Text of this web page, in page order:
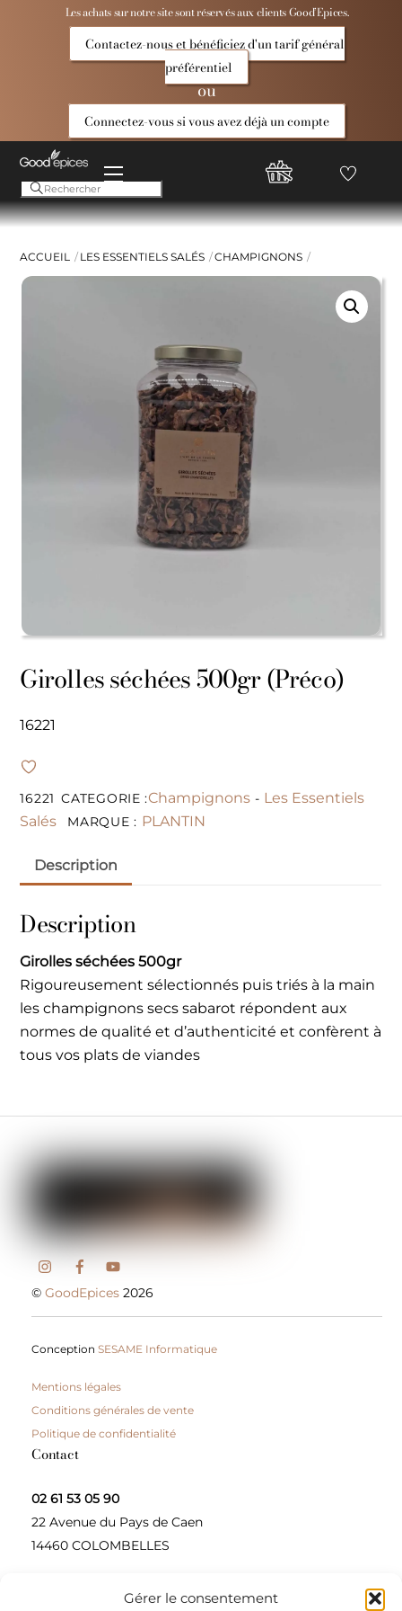
Gérer le consentement
Les achats sur notre site sont réservés aux clients Good’Epices.
Contactez-nous et bénéficiez d'un tarif général
préférentiel
ou
Connectez-vous si vous avez déjà un compte
Menu
Compte
Good
Favoris
ACCUEIL LES ESSENTIELS SALÉS CHAMPIGNONS
Girolles séchées 500gr (Préco)
16221
16221 CATEGORIE :Champignons - Les Essentiels
Salés
MARQUE : PLANTIN
Description
Description
Girolles séchées 500gr
Rigoureusement sélectionnés puis triés à la main
les champignons secs sabarot répondent aux
normes de qualité et d’authenticité et confèrent à
tous vos plats de viandes
©GoodEpices 2026
ConceptionSESAME Informatique
Mentions légales
Conditions générales de vente
Politique de confidentialité
Contact
02 61 53 05 90
22 Avenue du Pays de Caen
14460 COLOMBELLES
Contactez-nous